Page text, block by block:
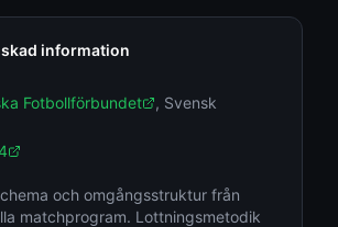
information
Fotbollförbundet , Svensk
och omgångsstruktur från
matchprogram. Lottningsmetodik